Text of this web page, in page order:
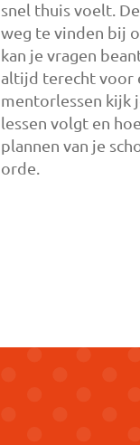
snel thuis voelt.
weg te vinden bij
kan je vragen
altijd terecht voor
mentorlessen kijk
lessen volgt en
plannen van je
orde.